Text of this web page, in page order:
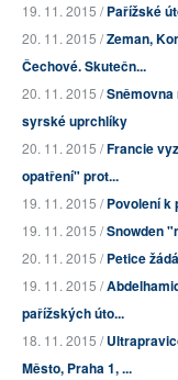
19. 11. 2015 /Pařížské
20. 11. 2015 /Zeman,
Čechové. Skutečn...
20. 11. 2015 /
syrské uprchlíky
20. 11. 2015 /Francie
opatření" prot...
19. 11. 2015 /Povolení k
19. 11. 2015 /Snowden
20. 11. 2015 /Petice
19. 11. 2015 /
pařížských úto...
18. 11. 2015 /
Město, Praha 1, ...